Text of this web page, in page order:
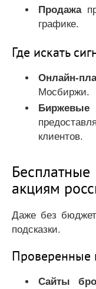
Продажа
графике.
Где искать
Онлайн-
Мосбиржи.
Биржевые
клиентов.
акциям
Даже без
подсказки.
Проверенные
Сайты